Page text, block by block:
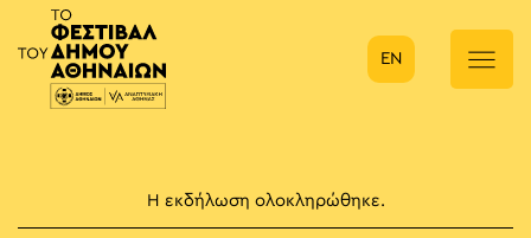
Κύρια πλοήγηση
EN
Η εκδήλωση ολοκληρώθηκε.